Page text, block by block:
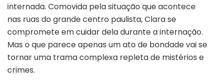
internada. Comovida pela situação que acontece
nas ruas do grande centro paulista, Clara se
compromete em cuidar dela durante a internação.
Mas o que parece apenas um ato de bondade vai se
tornar uma trama complexa repleta de mistérios e
crimes.